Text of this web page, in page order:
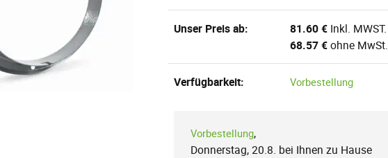
Unser Preis ab: 81.60 € Inkl. MWST.
68.57 €ohne MwSt.
Verfügbarkeit: Vorbestellung
Vorbestellung,
Donnerstag, 20.8. bei Ihnen zu Hause